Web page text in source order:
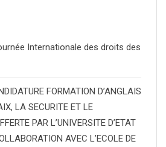
Internationale des droits des
FORMATION D’ANGLAIS
LA SECURITE ET LE
PAR L’UNIVERSITE D’ETAT
AVEC L’ECOLE DE